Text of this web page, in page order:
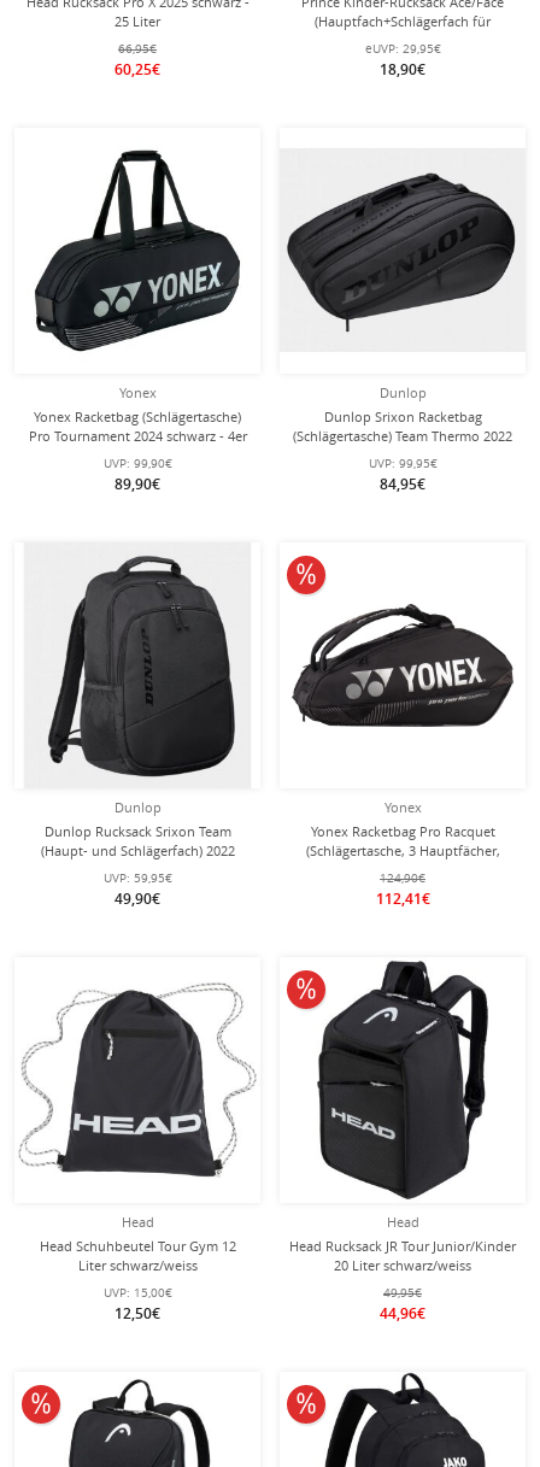
25 Liter
66,95€
60,25€
(Hauptfach+Schlägerfach für
schwarz/pink
eUVP: 29,95€
18,90€
Yonex
Yonex Racketbag (Schlägertasche)
Pro Tournament 2024 schwarz - 4er
UVP: 99,90€
89,90€
Dunlop
Dunlop Srixon Racketbag
(Schlägertasche) Team Thermo 2022
Hauptfächer
UVP: 99,95€
84,95€
Dunlop
Dunlop Rucksack Srixon Team
(Haupt- und Schlägerfach) 2022
UVP: 59,95€
49,90€
Yonex
Yonex Racketbag Pro Racquet
(Schlägertasche, 3 Hauptfächer,
124,90€
112,41€
10% reduziert
Head
Head Schuhbeutel Tour Gym 12
Liter schwarz/weiss
UVP: 15,00€
12,50€
Head
Head Rucksack JR Tour Junior/Kinder
20 Liter schwarz/weiss
49,95€
44,96€
10% reduziert
10% reduziert 10% reduziert